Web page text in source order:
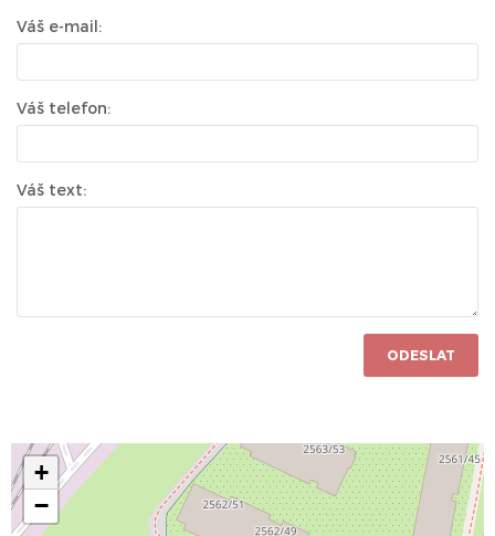
Váš e-mail:
Váš telefon:
Váš text:
ODESLAT
+
−